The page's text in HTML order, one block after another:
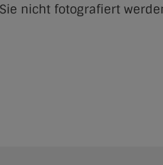
nicht fotografiert